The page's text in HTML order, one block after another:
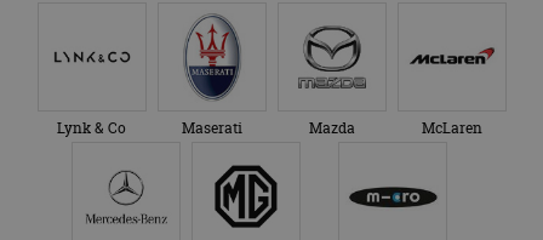
Lynk & Co Maserati Mazda McLaren